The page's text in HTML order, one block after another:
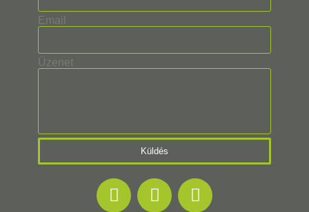
Email
Üzenet
Küldés